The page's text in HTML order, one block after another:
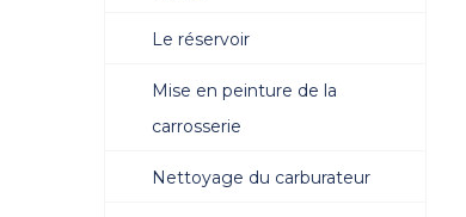
Le réservoir
Mise en peinture de la
carrosserie
Nettoyage du carburateur